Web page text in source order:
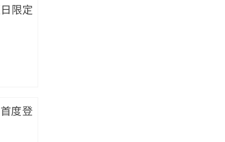
限定
度登